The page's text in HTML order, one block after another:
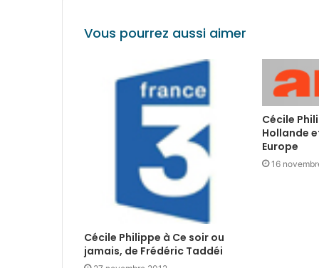
Vous pourrez aussi aimer
Cécile Philippe à Ce soir ou
jamais, de Frédéric Taddéi
Cécile
Hollande
Europe
16